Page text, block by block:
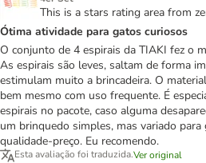
This is a stars rating area from
Ótima atividade para gatos curiosos
O conjunto de 4 espirais da TIAKI fez o
As espirais são leves, saltam de forma
estimulam muito a brincadeira. O
bem mesmo com uso frequente. É
espirais no pacote, caso alguma
um brinquedo simples, mas variado
qualidade-preço. Eu recomendo.
Esta avaliação foi traduzida.Ver original